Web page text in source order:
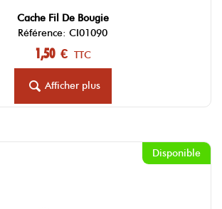
Cache Fil De Bougie
Référence: CI01090
1,50 € TTC
Afficher plus
Disponible